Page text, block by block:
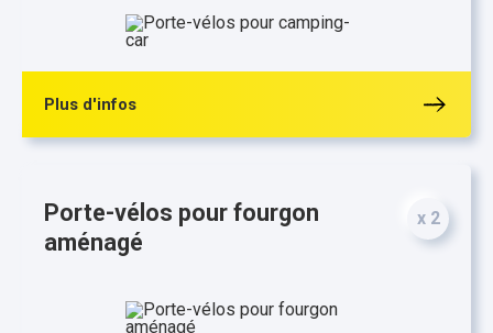
Plus d'infos
Porte-vélos pour fourgon
aménagé
x 2